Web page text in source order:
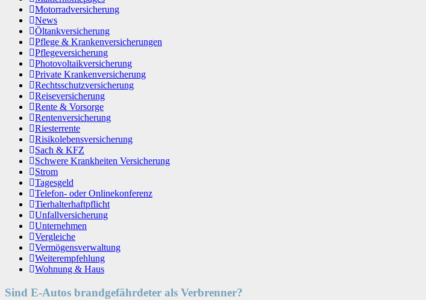
Motorradversicherung
News
Öltankversicherung
Pflege & Krankenversicherungen
Pflegeversicherung
Photovoltaikversicherung
Private Krankenversicherung
Rechtsschutzversicherung
Reiseversicherung
Rente & Vorsorge
Rentenversicherung
Riesterrente
Risikolebensversicherung
Sach & KFZ
Schwere Krankheiten Versicherung
Strom
Tagesgeld
Telefon- oder Onlinekonferenz
Tierhalterhaftpflicht
Unfallversicherung
Unternehmen
Vergleiche
Vermögensverwaltung
Weiterempfehlung
Wohnung & Haus
Sind E-Autos brandgefährdeter als Verbrenner?